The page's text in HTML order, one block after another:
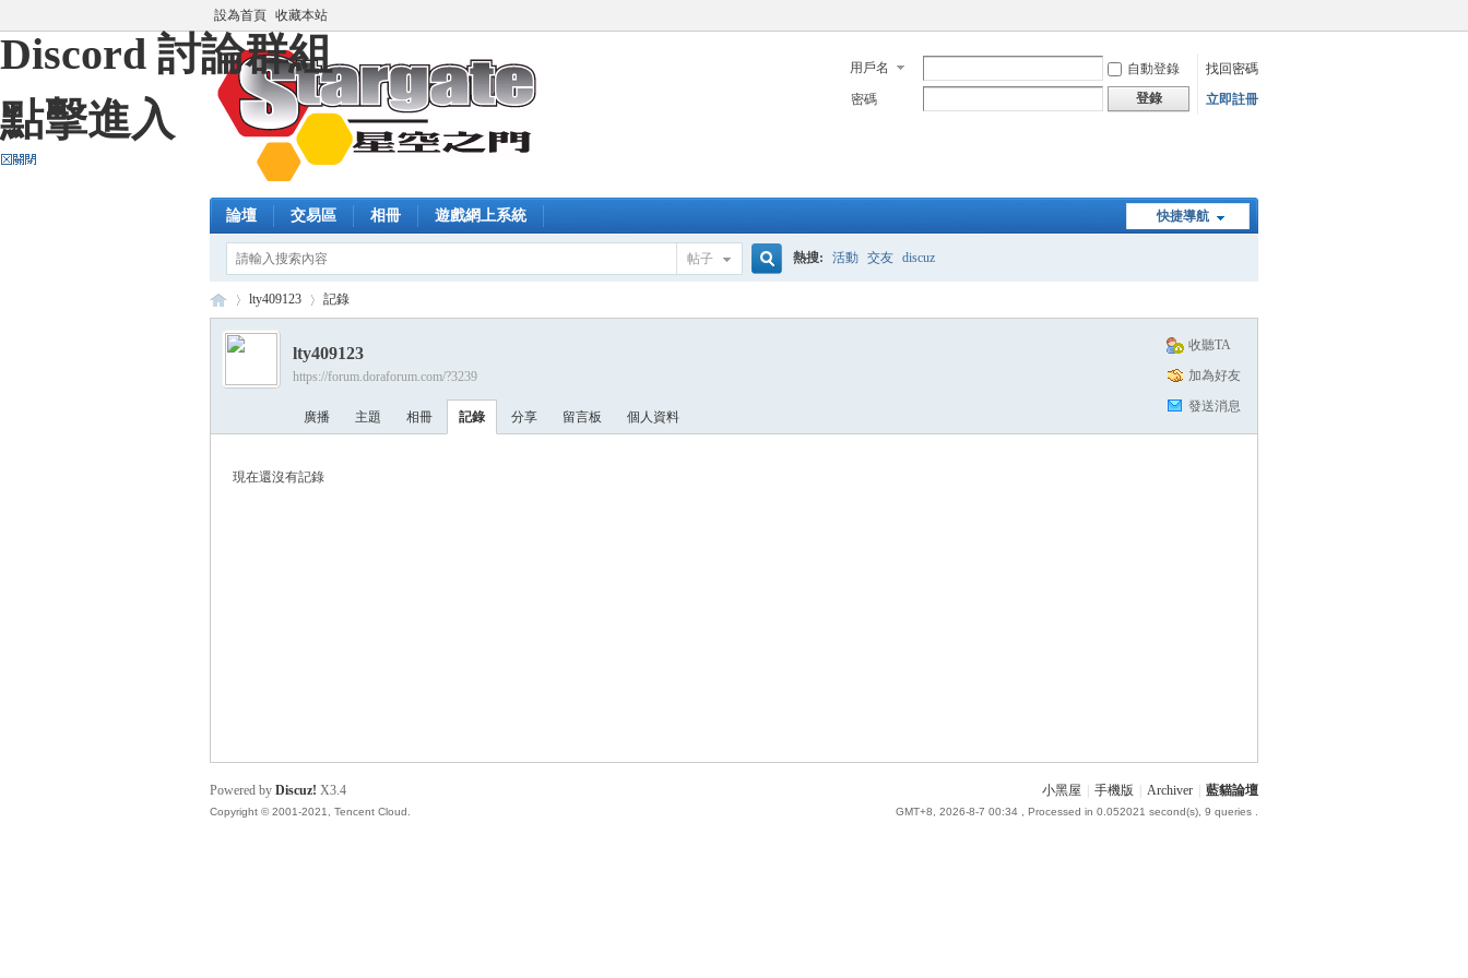
設為首頁 收藏本站
用戶名 自動登錄
找回密碼
密碼
登錄 立即註冊
快捷導航
論壇 交易區 相冊 遊戲網上系統
帖子 熱搜: 活動 交友 discuz
›
lty409123 記錄
收聽TA
加為好友
發送消息
lty409123
https://forum.doraforum.com/?3239
廣播 主題 相冊 記錄 分享 留言板 個人資料
現在還沒有記錄
Discord 討論群組
點擊進入
小黑屋 手機版 Archiver 藍貓論壇
GMT+8, 2026-8-7 00:34 , Processed in 0.052021 second(s), 9 queries .
Powered by Discuz! X3.4
Copyright © 2001-2021, Tencent Cloud.